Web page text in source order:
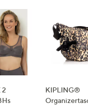
2
KIPLING®